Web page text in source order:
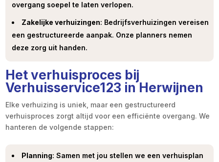
overgang soepel te laten verlopen.
Zakelijke verhuizingen: Bedrijfsverhuizingen vereisen
een gestructureerde aanpak. Onze planners nemen
deze zorg uit handen.
Het verhuisproces bij
Verhuisservice123 in Herwijnen
Elke verhuizing is uniek, maar een gestructureerd
verhuisproces zorgt altijd voor een efficiënte overgang. We
hanteren de volgende stappen:
Planning: Samen met jou stellen we een verhuisplan